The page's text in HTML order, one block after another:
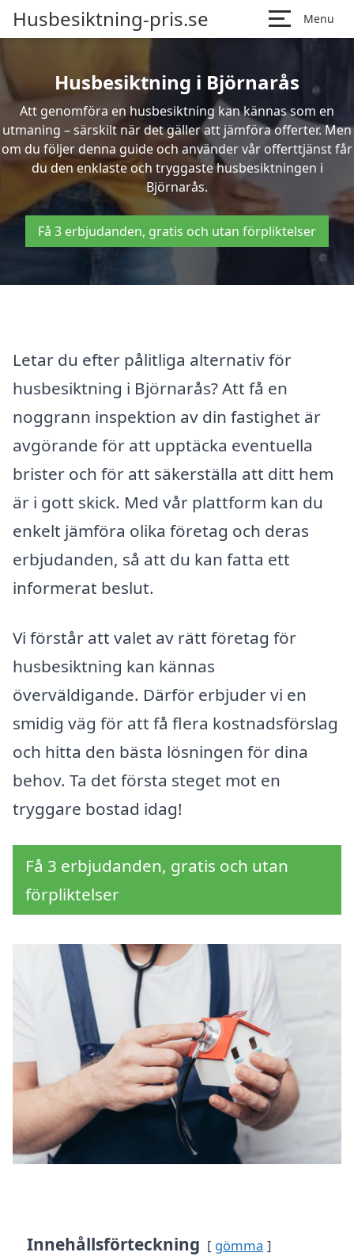
Husbesiktning-pris.se Menu
Husbesiktning i Björnarås
Att genomföra en husbesiktning kan kännas som en
utmaning – särskilt när det gäller att jämföra offerter. Men
om du följer denna guide och använder vår offerttjänst får
du den enklaste och tryggaste husbesiktningen i
Björnarås.
Få 3 erbjudanden, gratis och utan förpliktelser
Letar du efter pålitliga alternativ för
husbesiktning i Björnarås? Att få en
noggrann inspektion av din fastighet är
avgörande för att upptäcka eventuella
brister och för att säkerställa att ditt hem
är i gott skick. Med vår plattform kan du
enkelt jämföra olika företag och deras
erbjudanden, så att du kan fatta ett
informerat beslut.
Vi förstår att valet av rätt företag för
husbesiktning kan kännas
överväldigande. Därför erbjuder vi en
smidig väg för att få flera kostnadsförslag
och hitta den bästa lösningen för dina
behov. Ta det första steget mot en
tryggare bostad idag!
Få 3 erbjudanden, gratis och utan
förpliktelser
Innehållsförteckning gömma